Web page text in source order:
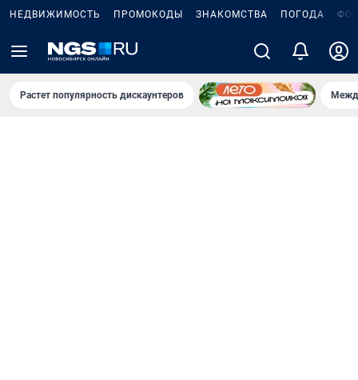
НЕДВИЖИМОСТЬ ПРОМОКОДЫ ЗНАКОМСТВА ПОГОДА
Растет популярность дискаунтеров